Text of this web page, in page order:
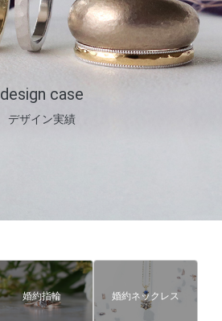
design case
デザイン実績
婚約指輪 婚約ネックレス